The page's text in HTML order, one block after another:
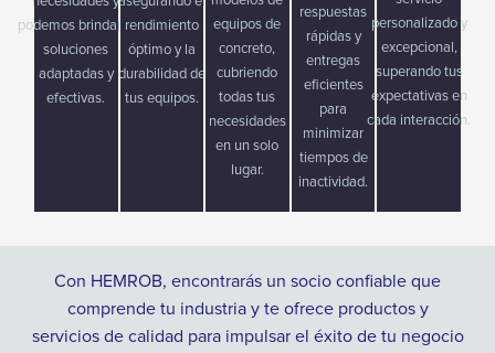
podemos brindarte
soluciones
adaptadas y
efectivas.
rendimiento
óptimo y la
durabilidad de
tus equipos.
equipos de
concreto,
cubriendo
todas tus
necesidades
en un solo
lugar.
respuestas
rápidas y
entregas
eficientes
para
minimizar
tiempos de
inactividad.
personalizado y
excepcional,
superando tus
expectativas en
cada interacción.
Con HEMROB, encontrarás un socio confiable que
comprende tu industria y te ofrece productos y
servicios de calidad para impulsar el éxito de tu negocio